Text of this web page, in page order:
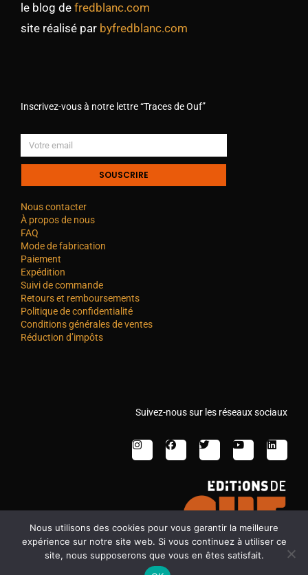
le blog de fredblanc.com
site réalisé par byfredblanc.com
Inscrivez-vous à notre lettre “Traces de Ouf”
SOUSCRIRE
Nous contacter
À propos de nous
FAQ
Mode de fabrication
Paiement
Expédition
Suivi de commande
Retours et remboursements
Politique de confidentialité
Conditions générales de ventes
Réduction d’impôts
Suivez-nous sur les réseaux sociaux
Nous utilisons des cookies pour vous garantir la meilleure
expérience sur notre site web. Si vous continuez à utiliser ce
site, nous supposerons que vous en êtes satisfait.